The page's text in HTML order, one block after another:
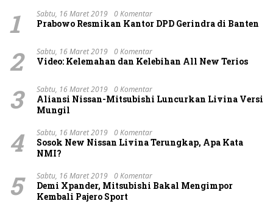
1 Sabtu, 16 Maret 2019 0 Komentar
Prabowo Resmikan Kantor DPD Gerindra di Banten
2 Sabtu, 16 Maret 2019 0 Komentar
Video: Kelemahan dan Kelebihan All New Terios
3 Sabtu, 16 Maret 2019 0 Komentar
Aliansi Nissan-Mitsubishi Luncurkan Livina Versi
Mungil
4 Sabtu, 16 Maret 2019 0 Komentar
Sosok New Nissan Livina Terungkap, Apa Kata
NMI?
5 Sabtu, 16 Maret 2019 0 Komentar
Demi Xpander, Mitsubishi Bakal Mengimpor
Kembali Pajero Sport